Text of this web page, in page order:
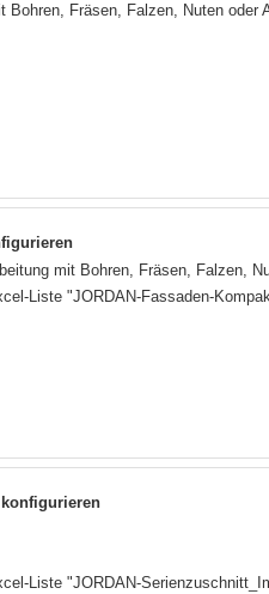
Bohren, Fräsen, Falzen, Nuten oder
mit Bohren, Fräsen, Falzen,
Liste "JORDAN-Fassaden-
Liste "JORDAN-